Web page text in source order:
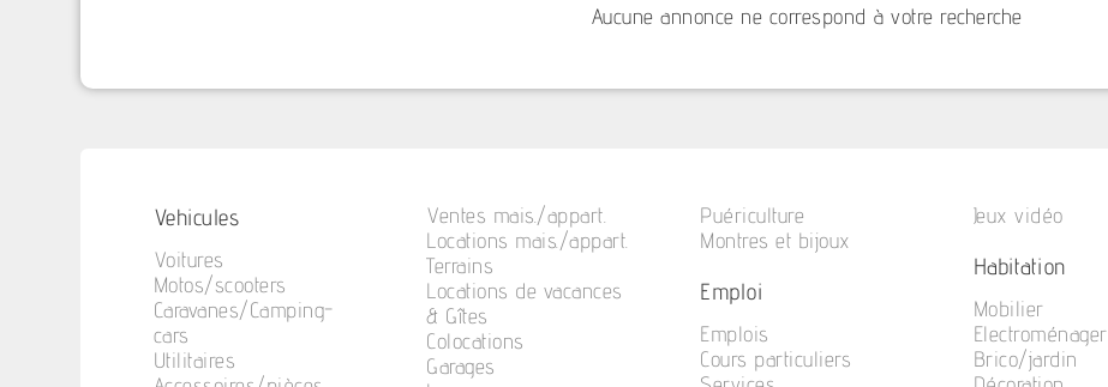
Aucune annonce ne correspond à votre recherche
Vehicules
Voitures
Motos/scooters
Caravanes/Camping-
cars
Utilitaires
Ventes mais./appart.
Locations mais./appart.
Terrains
Locations de vacances
& Gîtes
Colocations
Garages
Puériculture
Montres et bijoux
Emploi
Emplois
Cours particuliers
Jeux vidéo
Habitation
Mobilier
Electroménager
Brico/jardin